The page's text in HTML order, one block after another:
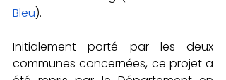
Bleu).
Initialement porté par les deux
communes concernées, ce projet a